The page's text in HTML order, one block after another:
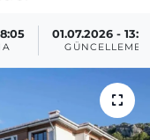
01.07.2026 -
GÜNCELLEME